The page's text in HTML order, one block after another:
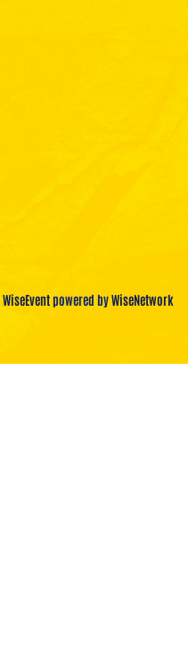
WiseEventpowered byWiseNetwork